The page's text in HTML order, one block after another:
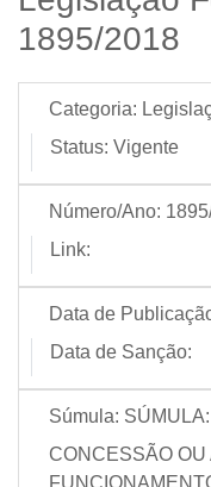
1895/2018
Categoria:
Status: Vigente
Número/Ano:
Link:
Data de
Data de Sanção:
Súmula:
CONCESSÃO